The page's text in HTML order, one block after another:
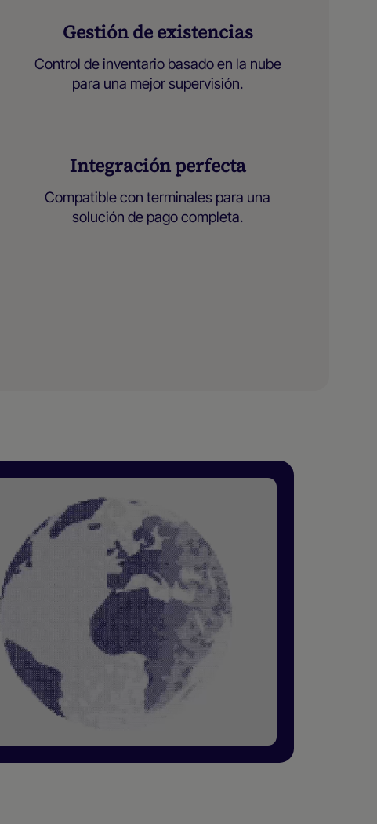
Gestión de existencias
Control de inventario basado en la nube
para una mejor supervisión.
Integración perfecta
Compatible con terminales para una
solución de pago completa.